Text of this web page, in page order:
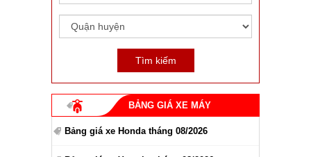
BẢNG GIÁ XE MÁY
Bảng giá xe Honda tháng 08/2026